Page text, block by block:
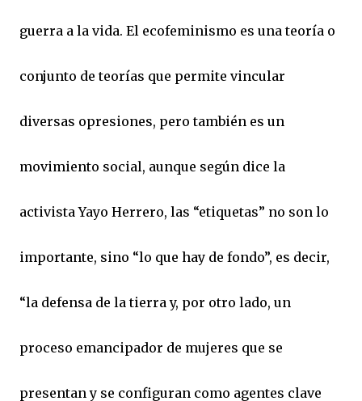
guerra a la vida. El ecofeminismo es una teoría o
conjunto de teorías que permite vincular
diversas opresiones, pero también es un
movimiento social, aunque según dice la
activista Yayo Herrero, las “etiquetas” no son lo
importante, sino “lo que hay de fondo”, es decir,
“la defensa de la tierra y, por otro lado, un
proceso emancipador de mujeres que se
presentan y se configuran como agentes clave